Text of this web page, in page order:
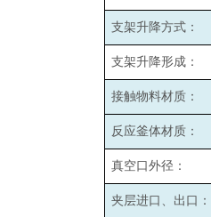
支架升降方式：
支架升降形成：
接触物料材质：
反应釜体材质：
真空口外径：
夹层进口、出口：